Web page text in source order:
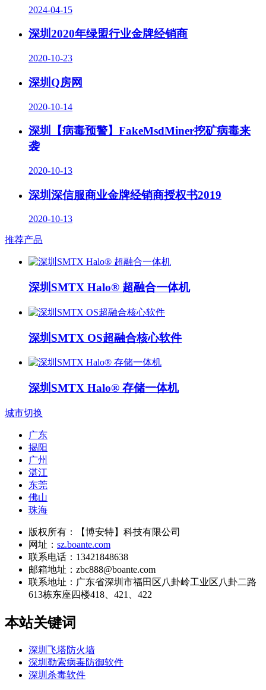
2024-04-15
深圳2020年绿盟行业金牌经销商
2020-10-23
深圳Q房网
2020-10-14
深圳【病毒预警】FakeMsdMiner挖矿病毒来
袭
2020-10-13
深圳深信服商业金牌经销商授权书2019
2020-10-13
推荐产品
深圳SMTX Halo® 超融合一体机
深圳SMTX OS超融合核心软件
深圳SMTX Halo® 存储一体机
城市切换
广东
揭阳
广州
湛江
东莞
佛山
珠海
版权所有：【博安特】科技有限公司
网址： sz.boante.com
联系电话：13421848638
邮箱地址：zbc888@boante.com
联系地址： 广东省深圳市福田区八卦岭工业区八卦二路
613栋东座四楼418、421、422
本站关键词
深圳飞塔防火墙
深圳勒索病毒防御软件
深圳杀毒软件